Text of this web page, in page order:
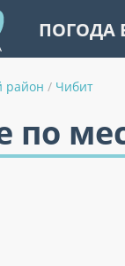
ПОГОДА
район / Чибит
по